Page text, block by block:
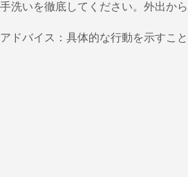
手洗いを徹底してください。外出か
アドバイス：具体的な行動を示すこ